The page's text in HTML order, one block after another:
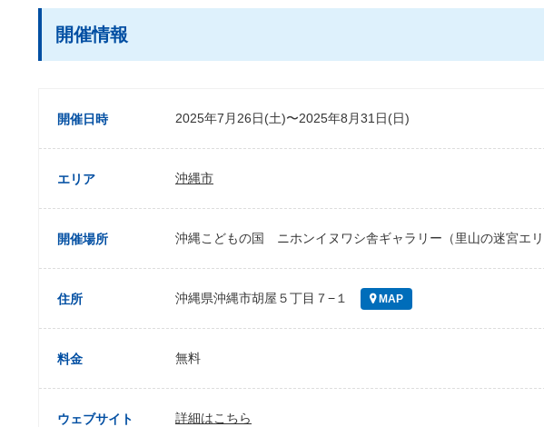
開催情報
開催日時 2025年7月26日(土)〜2025年8月31日(日)
エリア 沖縄市
開催場所 沖縄こどもの国 ニホンイヌワシ舎ギャラリー（里山の迷宮エリ
住所 沖縄県沖縄市胡屋５丁目７−１ MAP
料金 無料
ウェブサイト 詳細はこちら